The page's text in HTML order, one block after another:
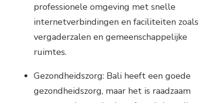
professionele omgeving met snelle
internetverbindingen en faciliteiten zoals
vergaderzalen en gemeenschappelijke
ruimtes.
Gezondheidszorg: Bali heeft een goede
gezondheidszorg, maar het is raadzaam